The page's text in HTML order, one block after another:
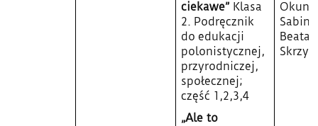
ciekawe” Klasa
2. Podręcznik
do edukacji
polonistycznej,
przyrodniczej,
społecznej;
część 1,2,3,4
„Ale to
Beata